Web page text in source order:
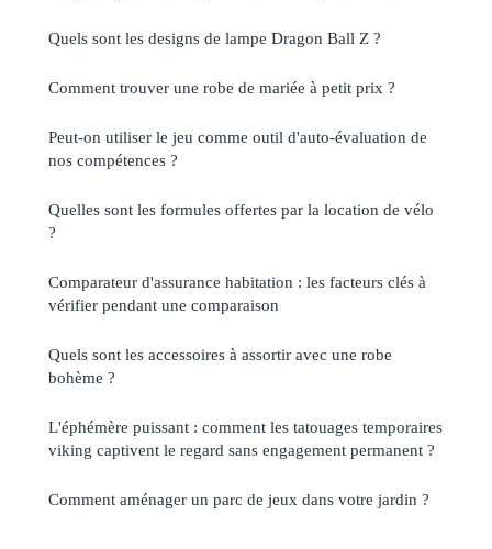
Quels sont les designs de lampe Dragon Ball Z ?
Comment trouver une robe de mariée à petit prix ?
Peut-on utiliser le jeu comme outil d'auto-évaluation de
nos compétences ?
Quelles sont les formules offertes par la location de vélo
?
Comparateur d'assurance habitation : les facteurs clés à
vérifier pendant une comparaison
Quels sont les accessoires à assortir avec une robe
bohème ?
L'éphémère puissant : comment les tatouages temporaires
viking captivent le regard sans engagement permanent ?
Comment aménager un parc de jeux dans votre jardin ?